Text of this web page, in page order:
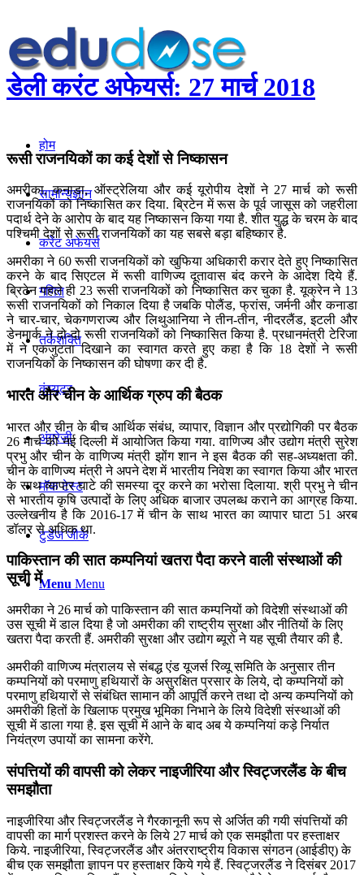
होम
सामान्यज्ञान
करेंट अफेयर्स
गणित
तर्कशक्ति
कंप्यूटर
अंग्रेजी
मॉक टेस्ट
टुडेज जीके
Menu Menu
डेली करंट अफेयर्स: 27 मार्च 2018
रूसी राजनयिकों का कई देशों से निष्कासन
अमरीका, कनाडा, ऑस्‍ट्रेलिया और कई यूरोपीय देशों ने 27 मार्च को रूसी
राजनयिकों को निष्कासित कर दिया. ब्रिटेन में रूस के पूर्व जासूस को जहरीला
पदार्थ देने के आरोप के बाद यह निष्कासन किया गया है. शीत युद्ध के चरम के बाद
पश्चिमी देशों से रूसी राजनयिकों का यह सबसे बड़ा बहिष्कार है.
अमरीका ने 60 रूसी राजनयिकों को खुफिया अधिकारी करार देते हुए निष्कासित
करने के बाद सिएटल में रूसी वाणिज्य दूतावास बंद करने के आदेश दिये हैं.
ब्रिटेन पहले ही 23 रूसी राजनयिकों को निष्कासित कर चुका है. यूक्रेन ने 13
रूसी राजनयिकों को निकाल दिया है जबकि पोलैंड, फ्रांस, जर्मनी और कनाडा
ने चार-चार, चेकगणराज्य और लिथुआनिया ने तीन-तीन, नीदरलैंड, इटली और
डेनमार्क ने दो-दो रूसी राजनयिकों को निष्कासित किया है. प्रधानमंत्री टेरिजा
में ने एकजुटता दिखाने का स्वागत करते हुए कहा है कि 18 देशों ने रूसी
राजनयिकों के निष्कासन की घोषणा कर दी है.
भारत और चीन के आर्थिक ग्रुप की बैठक
भारत और चीन के बीच आर्थिक संबंध, व्यापार, विज्ञान और प्रद्योगिकी पर बैठक
26 मार्च को नई दिल्ली में आयोजित किया गया. वाणिज्य और उद्योग मंत्री सुरेश
प्रभु और चीन के वाणिज्य मंत्री झोंग शान ने इस बैठक की सह-अध्यक्षता की.
चीन के वाणिज्य मंत्री ने अपने देश में भारतीय निवेश का स्वागत किया और भारत
के साथ व्यापार घाटे की समस्या दूर करने का भरोसा दिलाया. श्री प्रभु ने चीन
से भारतीय कृषि उत्पादों के लिए अधिक बाजार उपलब्ध कराने का आग्रह किया.
उल्लेखनीय है कि 2016-17 में चीन के साथ भारत का व्यापार घाटा 51 अरब
डॉलर से अधिक था.
पाकिस्तान की सात कम्पनियां खतरा पैदा करने वाली संस्थाओं की
सूची में
अमरीका ने 26 मार्च को पाकिस्तान की सात कम्पनियों को विदेशी संस्थाओं की
उस सूची में डाल दिया है जो अमरीका की राष्ट्रीय सुरक्षा और नीतियों के लिए
खतरा पैदा करती हैं. अमरीकी सुरक्षा और उद्योग ब्यूरो ने यह सूची तैयार की है.
अमरीकी वाणिज्य मंत्रालय से संबद्ध एंड यूजर्स रिव्यू समिति के अनुसार तीन
कम्पनियों को परमाणु हथियारों के असुरक्षित प्रसार के लिये, दो कम्पनियों को
परमाणु हथियारों से संबंधित सामान की आपूर्ति करने तथा दो अन्य कम्पनियों को
अमरीकी हितों के खिलाफ प्रमुख भूमिका निभाने के लिये विदेशी संस्थाओं की
सूची में डाला गया है. इस सूची में आने के बाद अब ये कम्पनियां कड़े निर्यात
नियंत्रण उपायों का सामना करेंगे.
संपत्तियों की वापसी को लेकर नाइजीरिया और स्विट्जरलैंड के बीच
समझौता
नाइजीरिया और स्विट्जरलैंड ने गैरकानूनी रूप से अर्जित की गयी संपत्तियों की
वापसी का मार्ग प्रशस्त करने के लिये 27 मार्च को एक समझौता पर हस्ताक्षर
किये. नाइजीरिया, स्विट्जरलैंड और अंतरराष्ट्रीय विकास संगठन (आईडीए) के
बीच एक समझौता ज्ञापन पर हस्ताक्षर किये गये हैं. स्विट्जरलैंड ने दिसंबर 2017